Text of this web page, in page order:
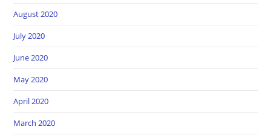
August 2020
July 2020
June 2020
May 2020
April 2020
March 2020